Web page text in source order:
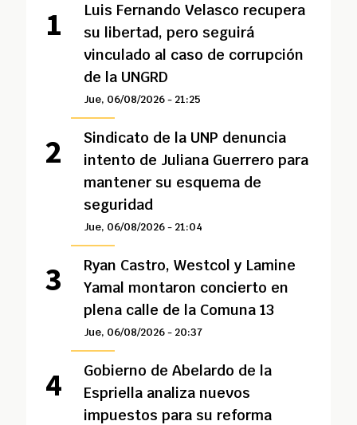
Luis Fernando Velasco recupera
su libertad, pero seguirá
vinculado al caso de corrupción
de la UNGRD
Jue, 06/08/2026 - 21:25
Sindicato de la UNP denuncia
intento de Juliana Guerrero para
mantener su esquema de
seguridad
Jue, 06/08/2026 - 21:04
Ryan Castro, Westcol y Lamine
Yamal montaron concierto en
plena calle de la Comuna 13
Jue, 06/08/2026 - 20:37
Gobierno de Abelardo de la
Espriella analiza nuevos
impuestos para su reforma